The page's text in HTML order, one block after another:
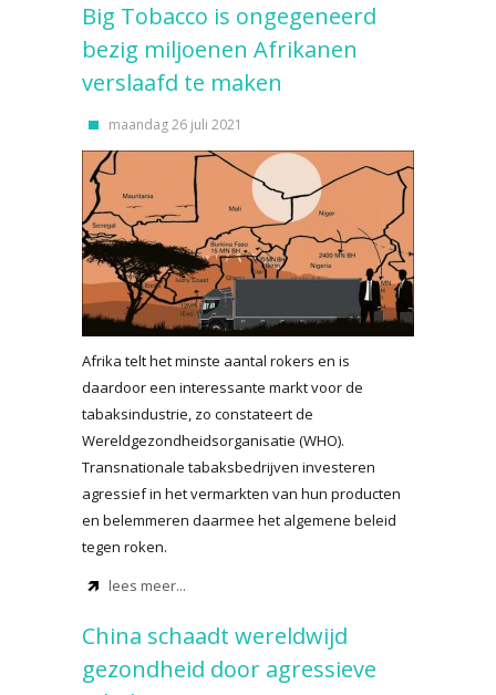
Big Tobacco is ongegeneerd
bezig miljoenen Afrikanen
verslaafd te maken
maandag 26 juli 2021
Afrika telt het minste aantal rokers en is
daardoor een interessante markt voor de
tabaksindustrie, zo constateert de
Wereldgezondheidsorganisatie (WHO).
Transnationale tabaksbedrijven investeren
agressief in het vermarkten van hun producten
en belemmeren daarmee het algemene beleid
tegen roken.
lees meer...
China schaadt wereldwijd
gezondheid door agressieve